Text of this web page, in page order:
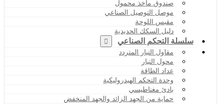
صندوق مأخذ محمول
موصل التوصيل الصناعي
مقبس اللوحة
دليل السكك الحديدية
سلسلة التحكم الصناعي
مقاول التيار المتردد
محول التيار
عداد الطاقة
وحدة التحكم الهيدروليكية
بادئ مغناطيسي
حماية من الجهد الزائد والجهد المنخفض